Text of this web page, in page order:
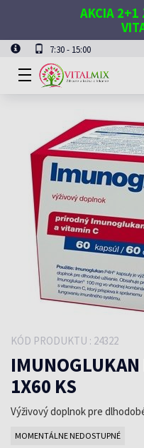
AKCIA 2+1
7:30 - 15:00
KÓD PRODUKTU : 24322
1X60 KS
Výživový doplnok pre
MOMENTÁLNE NEDOSTUPNÉ